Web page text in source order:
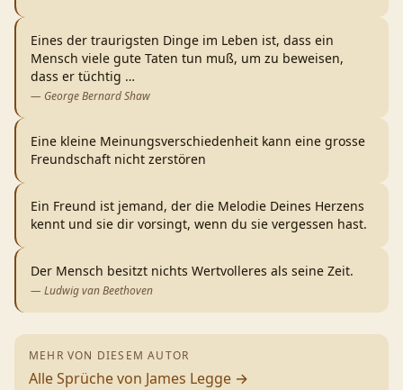
Eines der traurigsten Dinge im Leben ist, dass ein
Mensch viele gute Taten tun muß, um zu beweisen,
dass er tüchtig …
— George Bernard Shaw
Eine kleine Meinungsverschiedenheit kann eine grosse
Freundschaft nicht zerstören
Ein Freund ist jemand, der die Melodie Deines Herzens
kennt und sie dir vorsingt, wenn du sie vergessen hast.
Der Mensch besitzt nichts Wertvolleres als seine Zeit.
— Ludwig van Beethoven
MEHR VON DIESEM AUTOR
Alle Sprüche von James Legge →